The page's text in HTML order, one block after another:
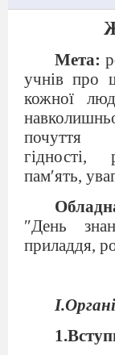
Мета:
учнів про
кожної
почуття
гідності,
пам′ять,
″День
приладдя,